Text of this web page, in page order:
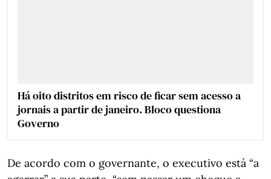
Há oito distritos em risco de ficar sem acesso a
jornais a partir de janeiro. Bloco questiona
Governo
De acordo com o governante, o executivo está “a